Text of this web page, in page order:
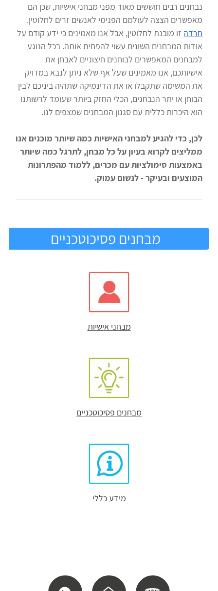
נבחנים רבים חוששים מאוד מפני מבחני אישיות, שכן הם
מאפשרים הצצה לעולמם הפנימי לאנשים זרים לחלוטין.
חרדה זו מובנת לחלוטין, אבל אנו מאמינים כי ידע קודם על
אודות המבחנים השונים עשוי להפחית אותה. בכל הנוגע
למבחנים המאפשרים לבוחנים חיצוניים לאבחן את
אישיותכם, אנו מאמינים שעל אף שלא ניתן לנבא במדויק
את המשימה שתקבלו או את הדינמיקה שתהיה ביניכם לבין
הבוחן או יתר הנבחנים, הכלי החזק ביותר שעומד לרשותנו
הוא היכרות כללית עם סגנון המבחנים שמצפים לנו.
לכן, כדי להגיע למבחני האישיות כמה שיותר מוכנים אנו
ממליצים לקרוא בעיון על כל מבחן, לתרגל כמה שיותר
באמצעות סימולציות עם מכרים, ללמוד מהפתרונות
המוצעים ובעיקר - לנשום עמוק.
מבחנים פסיכוטכניים
מבחני אישיות
מבחנים פסיכוטכניים
מידע כללי